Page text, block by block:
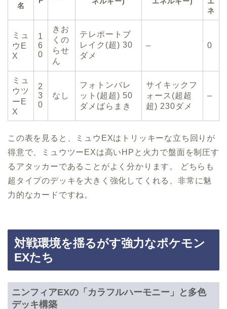
名
ネ
ミュ
ウE
X
1
6
0
きお
くの
らせ
ん
テレポートブ
レイク(超) 30
ダメ
– 0
ミュ
ウツ
ーE
X
2
3
0
なし
フォトンバレ
ット(超超) 50
ダメばらまき
サイキックフ
ォース(超超
超) 230ダメ
–
この表を見ると、ミュウEXはトリッキーな立ち回りが
得意で、ミュウツーEXは高いHPと火力で盤面を制圧す
るアタッカーであることがよく分かります。 どちらも
超タイプのデッキを大きく強化してくれる、非常に魅
力的なカードですね。
対戦環境を揺るがす強力なポケモン
EXたち
ニンフィアEXの「カラフルハーモニー」と多色
デッキ構築